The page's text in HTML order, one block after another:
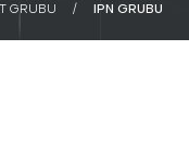
GRUBU IPN GRUBU